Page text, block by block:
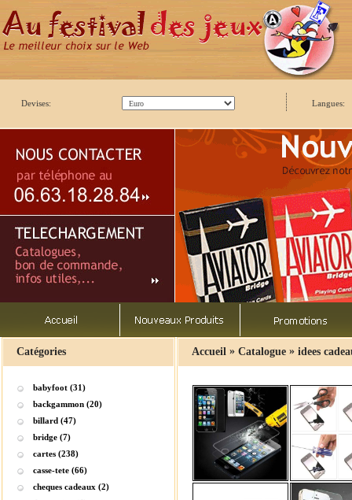
Devises: Langues:
Catégories
babyfoot (31)
backgammon (20)
billard (47)
bridge (7)
cartes (238)
casse-tete (66)
cheques cadeaux (2)
Accueil » Catalogue » idees